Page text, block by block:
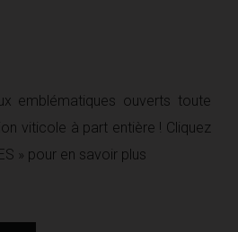
emblématiques ouverts toute
viticole à part entière ! Cliquez
» pour en savoir plus